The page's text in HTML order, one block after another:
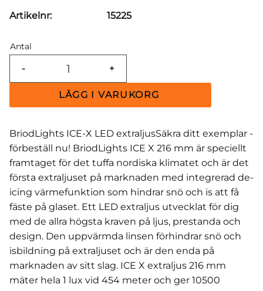
Antal
+
-
Artikelnr 15225
BriodLights ICE-X LED extraljusSäkra ditt exemplar -
förbeställ nu! BriodLights ICE X 216 mm är speciellt
framtaget för det tuffa nordiska klimatet och är det
första extraljuset på marknaden med integrerad de-
icing värmefunktion som hindrar snö och is att få
fäste på glaset. Ett LED extraljus utvecklat för dig
med de allra högsta kraven på ljus, prestanda och
design. Den uppvärmda linsen förhindrar snö och
isbildning på extraljuset och är den enda på
marknaden av sitt slag. ICE X extraljus 216 mm
mäter hela 1 lux vid 454 meter och ger 10500